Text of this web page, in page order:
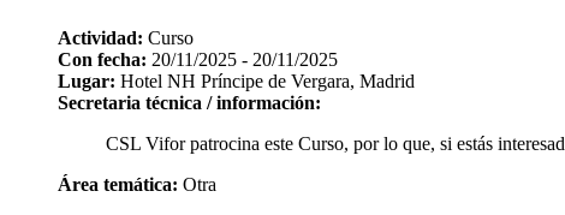
Actividad: Curso
Con fecha: 20/11/2025 - 20/11/2025
Lugar: Hotel NH Príncipe de Vergara, Madrid
Secretaria técnica / información:
CSL Vifor patrocina este Curso, por lo que, si estás
Área temática: Otra